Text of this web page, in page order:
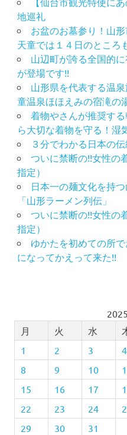
地巡礼
お盆のお墓参り！山
天童では１４日のところ
山辺町が誇る全国的
が登場です!!
山形県を代表する温
童温泉ほほえみの宿滝の
着物やさんが推奨す
ら大切な着物を守る！湿
３分でわかる日本の伝
ついに禁断の!!女性の
指定）
日本一の麺文化を持
「山形ラーメン列伝」
ついに禁断の!!女性の
指定）
ゆかたを初めての所
になってかえって来た!!
月
火 水
1
2 3 4
8
9 10
15
16 17
22
23 24
29
30 31